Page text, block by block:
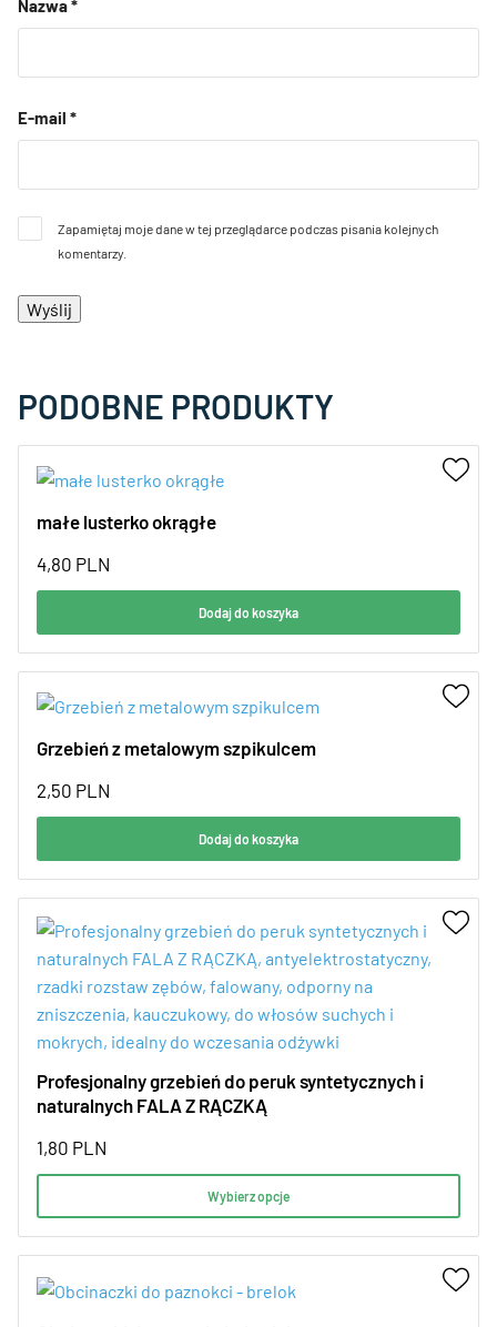
Nazwa*
E-mail *
Zapamiętaj moje dane w tej przeglądarce podczas pisania kolejnych
komentarzy.
PODOBNE PRODUKTY
małe lusterko okrągłe
4,80 PLN
Dodaj do koszyka
Grzebień z metalowym szpikulcem
2,50 PLN
Dodaj do koszyka
Profesjonalny grzebień do peruk syntetycznych i
naturalnych FALA Z RĄCZKĄ
1,80 PLN
Wybierz opcje